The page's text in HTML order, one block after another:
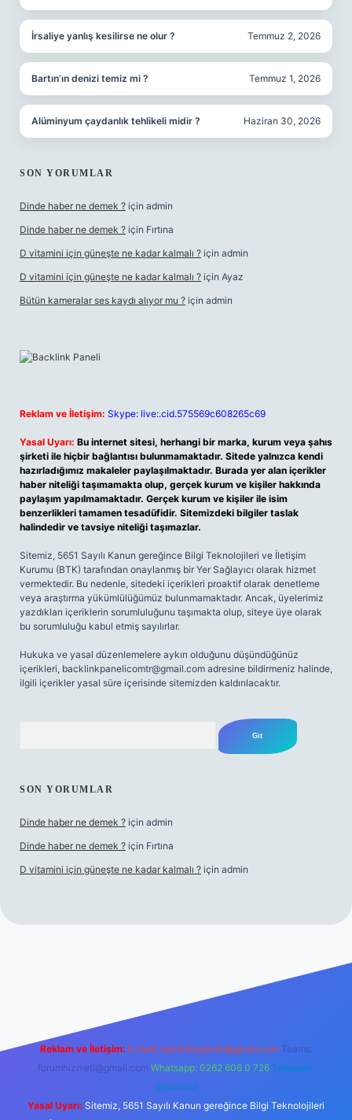
İrsaliye yanlış kesilirse ne olur ? Temmuz 2, 2026
Bartın’ın denizi temiz mi ? Temmuz 1, 2026
Alüminyum çaydanlık tehlikeli midir ? Haziran 30, 2026
SON YORUMLAR
Dinde haber ne demek ? için admin
Dinde haber ne demek ? için Fırtına
D vitamini için güneşte ne kadar kalmalı ? için admin
D vitamini için güneşte ne kadar kalmalı ? için Ayaz
Bütün kameralar ses kaydı alıyor mu ? için admin
Reklam ve İletişim: Skype: live:.cid.575569c608265c69
Yasal Uyarı: Bu internet sitesi, herhangi bir marka, kurum veya şahıs
şirketi ile hiçbir bağlantısı bulunmamaktadır. Sitede yalnızca kendi
hazırladığımız makaleler paylaşılmaktadır. Burada yer alan içerikler
haber niteliği taşımamakta olup, gerçek kurum ve kişiler hakkında
paylaşım yapılmamaktadır. Gerçek kurum ve kişiler ile isim
benzerlikleri tamamen tesadüfidir. Sitemizdeki bilgiler taslak
halindedir ve tavsiye niteliği taşımazlar.
Sitemiz, 5651 Sayılı Kanun gereğince Bilgi Teknolojileri ve İletişim
Kurumu (BTK) tarafından onaylanmış bir Yer Sağlayıcı olarak hizmet
vermektedir. Bu nedenle, sitedeki içerikleri proaktif olarak denetleme
veya araştırma yükümlülüğümüz bulunmamaktadır. Ancak, üyelerimiz
yazdıkları içeriklerin sorumluluğunu taşımakta olup, siteye üye olarak
bu sorumluluğu kabul etmiş sayılırlar.
Hukuka ve yasal düzenlemelere aykırı olduğunu düşündüğünüz
içerikleri, backlinkpanelicomtr@gmail.com adresine bildirmeniz halinde,
ilgili içerikler yasal süre içerisinde sitemizden kaldırılacaktır.
SON YORUMLAR
Dinde haber ne demek ? için admin
Dinde haber ne demek ? için Fırtına
D vitamini için güneşte ne kadar kalmalı ? için admin
Reklam ve İletişim: E-mail: backlinkpaneli@gmail.com Teams:
forumhizmeti@gmail.com Whatsapp: 0262 606 0 726 Telegram:
@karabul
Yasal Uyarı: Sitemiz, 5651 Sayılı Kanun gereğince Bilgi Teknolojileri